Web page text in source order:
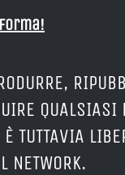
QUALSIASI
TUTTAVIA
NETWORK.